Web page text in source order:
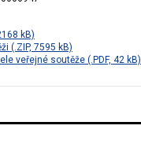
kB)
(.ZIP, 7595 kB)
veřejné soutěže (.PDF, 42 kB)